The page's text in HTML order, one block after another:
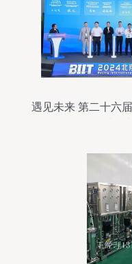
遇见未来 第二十六